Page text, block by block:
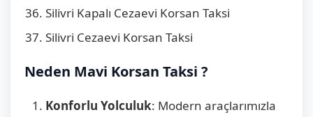
Silivri Kapalı Cezaevi Korsan Taksi
Silivri Cezaevi Korsan Taksi
Neden Mavi Korsan Taksi ?
Konforlu Yolculuk: Modern araçlarımızla